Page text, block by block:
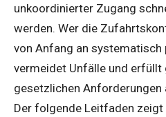
unkoordinierter Zugang
werden. Wer die
von Anfang an systematisch
vermeidet Unfälle und
gesetzlichen Anforderungen
Der folgende Leitfaden